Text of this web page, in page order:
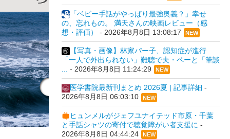
「ベビー手話がやっぱり最強奥義？」幸せ
の、忘れもの。 満天さんの映画レビュー（感
想・評価）
- 2026年8月8日 13:08:17 NEW
【写真・画像】林家パー子、認知症が進行
「一人で外出られない」難聴で夫・ペーと「筆談
... - 2026年8月8日 11:24:29 NEW
医学書院最新刊まとめ 2026夏 | 記事詳細 -
2026年8月8日 06:03:10
NEW
ヒュンメルがジェフユナイテッド市原・千葉
と手話シャツの寄付で聴覚障がい者支援に -
2026年8月8日 04:44:24
NEW